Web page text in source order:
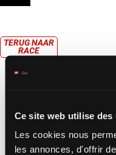
Ce site web utilise des
Les cookies nous
les annonces, d'offrir
TERUG NAAR
RACE